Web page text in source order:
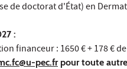
de doctorat d'État) en
:
financeur : 1650 € + 178 €
pec.frpour toute